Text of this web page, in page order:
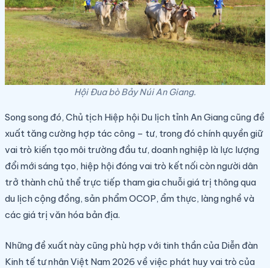
Hội Đua bò Bảy Núi An Giang.
Song song đó, Chủ tịch Hiệp hội Du lịch tỉnh An Giang cũng đề
xuất tăng cường hợp tác công – tư, trong đó chính quyền giữ
vai trò kiến tạo môi trường đầu tư, doanh nghiệp là lực lượng
đổi mới sáng tạo, hiệp hội đóng vai trò kết nối còn người dân
trở thành chủ thể trực tiếp tham gia chuỗi giá trị thông qua
du lịch cộng đồng, sản phẩm OCOP, ẩm thực, làng nghề và
các giá trị văn hóa bản địa.
Những đề xuất này cũng phù hợp với tinh thần của Diễn đàn
Kinh tế tư nhân Việt Nam 2026 về việc phát huy vai trò của